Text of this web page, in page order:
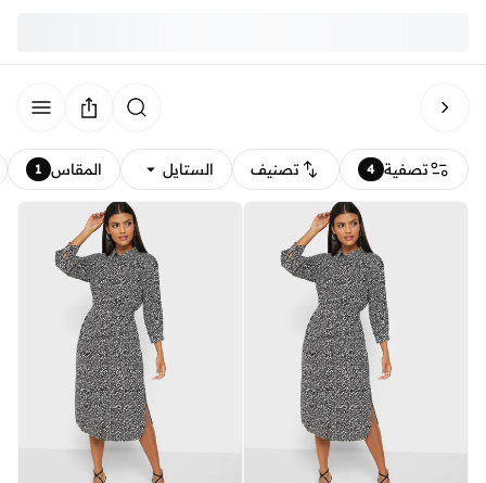
تصفية 4 تصنيف الستايل المقاس 1